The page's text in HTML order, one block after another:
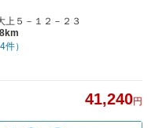
上５－１２－２３
件）
41,240円